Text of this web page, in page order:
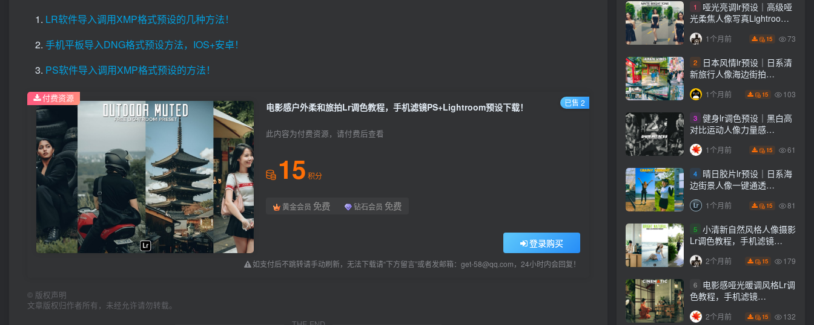
LR软件导入调用XMP格式预设的几种方法！
手机平板导入DNG格式预设方法，IOS+安卓！
PS软件导入调用XMP格式预设的方法！
电影感户外柔和旅拍Lr调色教程，手机滤镜PS+Lightroom预设下载！
此内容为付费资源，请付费后查看
15 积分
黄金会员 免费 钻石会员 免费
登录购买
如支付后不跳转请手动刷新，无法下载请“下方留言”或者发邮箱：get-58@qq.com，24小时内会回复！
付费资源 已售 2
© 版权声明
文章版权归作者所有，未经允许请勿转载。
1
哑光亮调lr预设｜高级哑
光柔焦人像写真Lightroom
下载lr调色风格
1个月前 15 73
2
日本风情lr预设｜日系清
新旅行人像海边街拍
Lightroom下载lr调色风格
1个月前 15 103
3 健身lr调色预设｜黑白高
对比运动人像力量感
Lightroom下载lr预设风格
1个月前 15 61
4
晴日胶片lr预设｜日系海
边街景人像一键通透
Lightroom下载lr调色风格
1个月前 15 81
5 小清新自然风格人像摄影
Lr调色教程，手机滤镜
PS+Lightroom预设下载！
2个月前 15 179
6
电影感哑光暖调风格Lr调
色教程，手机滤镜
PS+Lightroom预设下载！
2个月前 15 132